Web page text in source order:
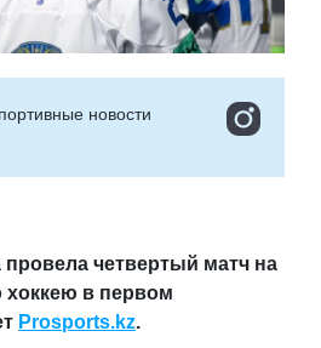
новости
провела четвертый матч на
хоккею в первом
Prosports.kz.